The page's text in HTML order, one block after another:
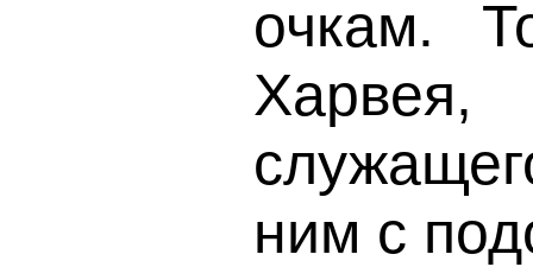
очкам.
ним с